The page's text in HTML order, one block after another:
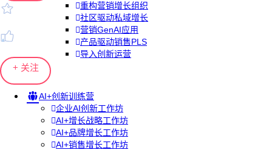
重构营销增长组织
社区驱动私域增长
营销GenAI应用
产品驱动销售PLS
导入创新运营
AI+创新训练营
企业AI创新工作坊
AI+增长战略工作坊
AI+品牌增长工作坊
AI+销售增长工作坊
+ 关注